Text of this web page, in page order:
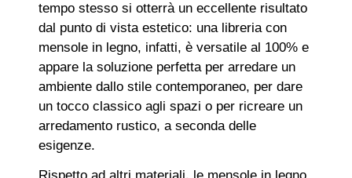
tempo stesso si otterrà un eccellente risultato
dal punto di vista estetico: una libreria con
mensole in legno, infatti, è versatile al 100% e
appare la soluzione perfetta per arredare un
ambiente dallo stile contemporaneo, per dare
un tocco classico agli spazi o per ricreare un
arredamento rustico, a seconda delle
esigenze.